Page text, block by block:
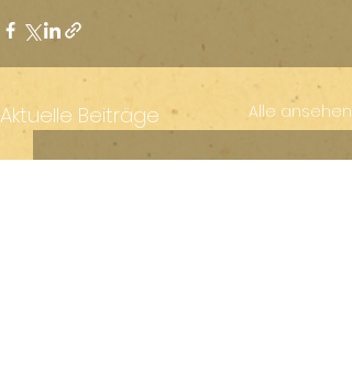
Aktuelle Beiträge Alle ansehen